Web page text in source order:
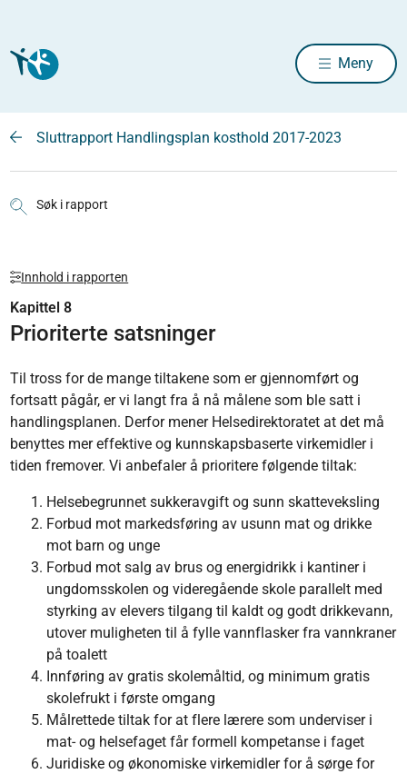
Meny
Sluttrapport Handlingsplan kosthold 2017-2023
Søk i rapport
Innhold i rapporten
Kapittel 8
Prioriterte satsninger
Til tross for de mange tiltakene som er gjennomført og
fortsatt pågår, er vi langt fra å nå målene som ble satt i
handlingsplanen. Derfor mener Helsedirektoratet at det må
benyttes mer effektive og kunnskapsbaserte virkemidler i
tiden fremover. Vi anbefaler å prioritere følgende tiltak:
Helsebegrunnet sukkeravgift og sunn skatteveksling
Forbud mot markedsføring av usunn mat og drikke
mot barn og unge
Forbud mot salg av brus og energidrikk i kantiner i
ungdomsskolen og videregående skole parallelt med
styrking av elevers tilgang til kaldt og godt drikkevann,
utover muligheten til å fylle vannflasker fra vannkraner
på toalett
Innføring av gratis skolemåltid, og minimum gratis
skolefrukt i første omgang
Målrettede tiltak for at flere lærere som underviser i
mat- og helsefaget får formell kompetanse i faget
Juridiske og økonomiske virkemidler for å sørge for